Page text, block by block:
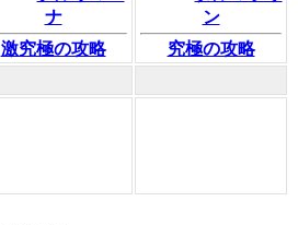
ナ
激究極の攻略
ン
究極の攻略